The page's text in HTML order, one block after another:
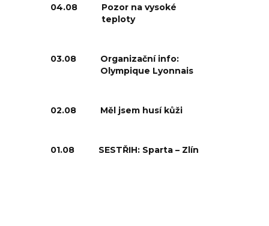
04.08
Pozor na vysoké
teploty
03.08
Organizační info:
Olympique Lyonnais
02.08 Měl jsem husí kůži
01.08 SESTŘIH: Sparta – Zlín